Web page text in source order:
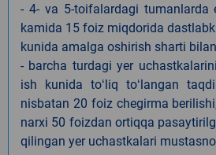
- 4- va 5-toifalardagi tumanlarda
kamida 15 foiz miqdorida
kunida amalga oshirish sharti
- barcha turdagi yer
ish kunida toʻliq toʻlangan
nisbatan 20 foiz chegirma
narxi 50 foizdan ortiqqa
qilingan yer uchastkalari